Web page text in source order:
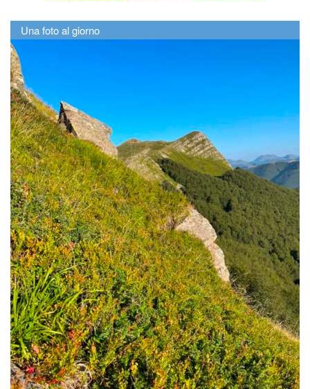
Una foto al giorno